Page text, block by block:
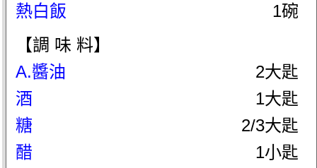
熱白飯
1碗
【調 味 料】
A.醬油
2大匙
酒
1大匙
糖
2/3大匙
醋
1小匙